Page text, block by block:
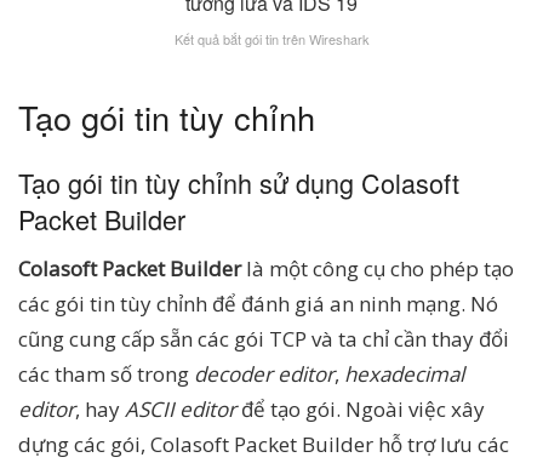
Kết quả bắt gói tin trên Wireshark
Tạo gói tin tùy chỉnh
Tạo gói tin tùy chỉnh sử dụng Colasoft
Packet Builder
Colasoft Packet Builderlà một công cụ cho phép tạo
các gói tin tùy chỉnh để đánh giá an ninh mạng. Nó
cũng cung cấp sẵn các gói TCP và ta chỉ cần thay đổi
các tham số trong decoder editor, hexadecimal
editor, hayASCII editorđể tạo gói. Ngoài việc xây
dựng các gói, Colasoft Packet Builder hỗ trợ lưu các